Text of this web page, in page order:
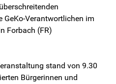
GeKo-Verantwortlichen im
Forbach (FR)
stand von 9.30
Bürgerinnen und